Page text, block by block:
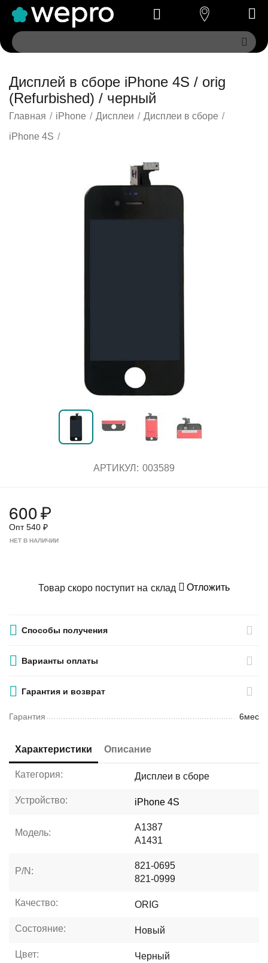
Дисплей в сборе iPhone 4S / orig
(Refurbished) / черный
Главная / iPhone / Дисплеи / Дисплеи в сборе /
iPhone 4S /
АРТИКУЛ: 003589
600₽
Опт540 ₽
НЕТ В НАЛИЧИИ
Товар скоро поступит на склад Отложить
Способы получения
Варианты оплаты
Гарантия и возврат
Гарантия 6мес
Характеристики Описание
Категория: Дисплеи в сборе
Устройство: iPhone 4S
Модель:
A1387
A1431
P/N:
821-0695
821-0999
Качество: ORIG
Состояние: Новый
Цвет: Черный